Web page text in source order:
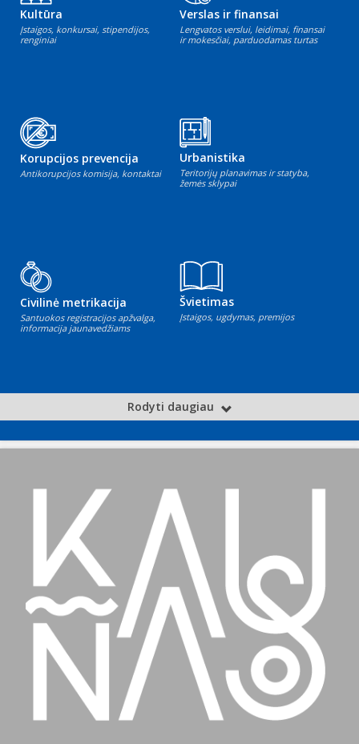
Kultūra
Įstaigos, konkursai, stipendijos,
renginiai
Verslas ir finansai
Lengvatos verslui, leidimai, finansai
ir mokesčiai, parduodamas turtas
Korupcijos prevencija
Antikorupcijos komisija, kontaktai
Urbanistika
Teritorijų planavimas ir statyba,
žemės sklypai
Civilinė metrikacija
Santuokos registracijos apžvalga,
informacija jaunavedžiams
Švietimas
Įstaigos, ugdymas, premijos
Rodyti daugiau